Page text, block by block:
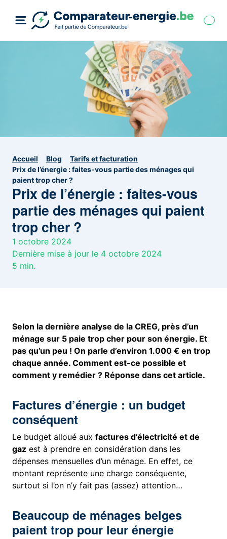
Accueil Blog
Tarifs et facturation
Prix de l’énergie : faites-vous partie des ménages qui
paient trop cher ?
Prix de l’énergie : faites-vous
partie des ménages qui paient
trop cher ?
1 octobre 2024
Dernière mise à jour le 4 octobre 2024
5 min.
Selon la dernière analyse de la CREG, près d’un
ménage sur 5 paie trop cher pour son énergie. Et
pas qu’un peu ! On parle d’environ 1.000 € en trop
chaque année. Comment est-ce possible et
comment y remédier ? Réponse dans cet article.
Factures d’énergie : un budget
conséquent
Le budget alloué auxfactures d’électricité et de
gaz est à prendre en considération dans les
dépenses mensuelles d’un ménage. En effet, ce
montant représente une charge conséquente,
surtout si l’on n’y fait pas (assez) attention…
Beaucoup de ménages belges
paient trop pour leur énergie